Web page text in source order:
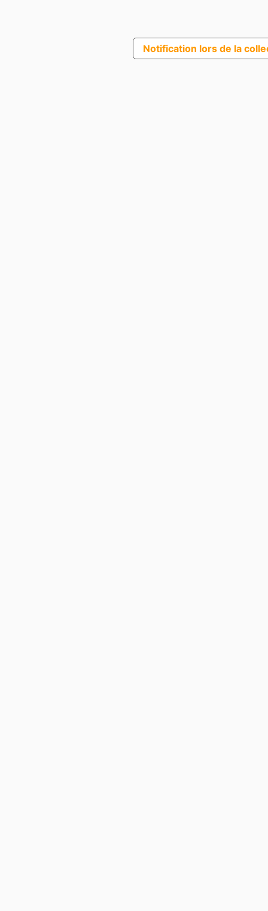
Notification lors de la